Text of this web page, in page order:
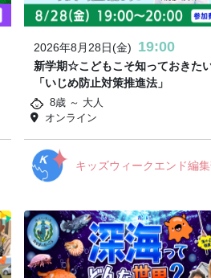
2026年8月28日(金) 19:00
新学期☆こどもこそ知っておきた
「いじめ防止対策推進法」
8歳 ～ 大人
オンライン
キッズウィークエンド編